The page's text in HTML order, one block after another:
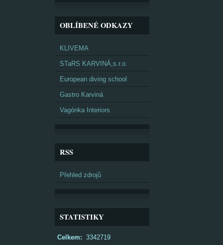
OBLÍBENÉ ODKAZY
KLIVEMA
STaRS KARVINÁ,s.r.o.
European diving school
Gastro Karviná
Vagónka Interiors
RSS
Přehled zdrojů
STATISTIKY
Celkem: 3342719